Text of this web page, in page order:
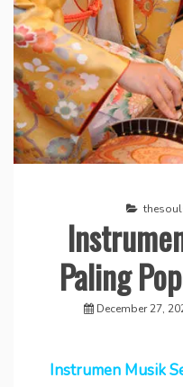
Paling
December 27,
Instrumen Musik